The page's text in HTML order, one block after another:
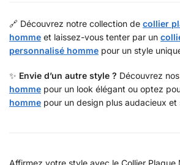
🔗 Découvrez notre collection de collier
homme et laissez-vous tenter par un
personnalisé homme pour un style
✨ Envie d’un autre style ? Découvrez nos
homme pour un look élégant ou optez
homme pour un design plus audacieux et